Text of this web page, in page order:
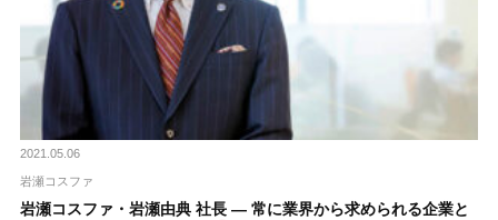
2021.05.06
岩瀬コスファ
岩瀬コスファ・岩瀬由典 社長 ― 常に業界から求められる企業と